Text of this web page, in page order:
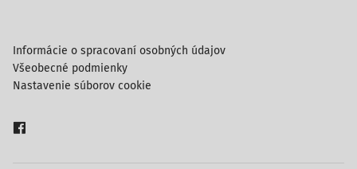
Informácie o spracovaní osobných údajov
Všeobecné podmienky
Nastavenie súborov cookie